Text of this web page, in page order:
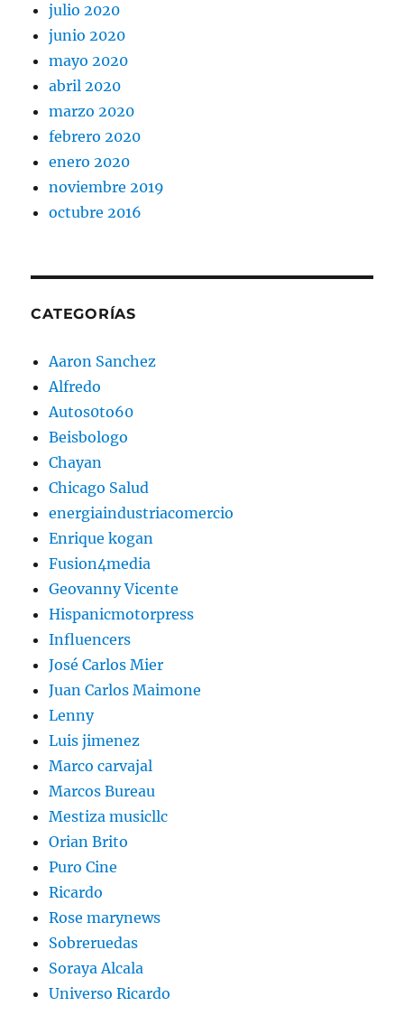
julio 2020
junio 2020
mayo 2020
abril 2020
marzo 2020
febrero 2020
enero 2020
noviembre 2019
octubre 2016
CATEGORÍAS
Aaron Sanchez
Alfredo
Autos0to60
Beisbologo
Chayan
Chicago Salud
energiaindustriacomercio
Enrique kogan
Fusion4media
Geovanny Vicente
Hispanicmotorpress
Influencers
José Carlos Mier
Juan Carlos Maimone
Lenny
Luis jimenez
Marco carvajal
Marcos Bureau
Mestiza musicllc
Orian Brito
Puro Cine
Ricardo
Rose marynews
Sobreruedas
Soraya Alcala
Universo Ricardo